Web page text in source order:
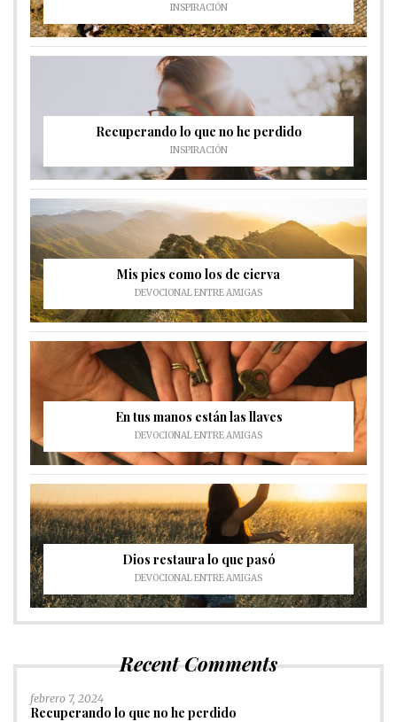
INSPIRACIÓN
Recuperando lo que no he perdido
INSPIRACIÓN
Mis pies como los de cierva
DEVOCIONAL ENTRE AMIGAS
En tus manos están las llaves
DEVOCIONAL ENTRE AMIGAS
Dios restaura lo que pasó
DEVOCIONAL ENTRE AMIGAS
Recent Comments
febrero 7, 2024
Recuperando lo que no he perdido